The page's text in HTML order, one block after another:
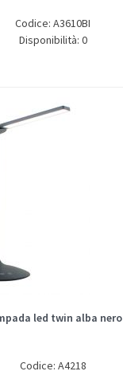
Codice: A3610BI
Disponibilità: 0
led twin alba nero
Codice: A4218